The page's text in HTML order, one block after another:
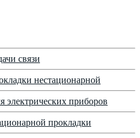
связи
нестационарной
электрических приборов
прокладки